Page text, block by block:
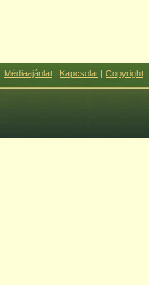
Médiaajánlat | Kapcsolat | Copyright |